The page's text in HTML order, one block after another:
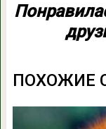
ПОХОЖИЕ